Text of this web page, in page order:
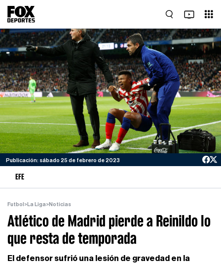
Publicación: sábado 25 de febrero de 2023
EFE
Futbol >La Liga>Noticias
Atlético de Madrid pierde a Reinildo lo
que resta de temporada
El defensor sufrió una lesión de gravedad en la